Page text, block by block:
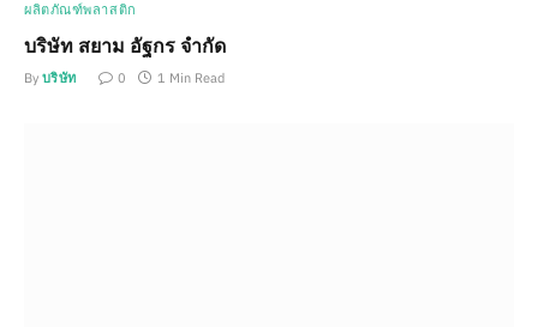
ผลิตภัณฑ์พลาสติก
บริษัท สยาม อัฐกร จำกัด
By บริษัท 0 1 Min Read